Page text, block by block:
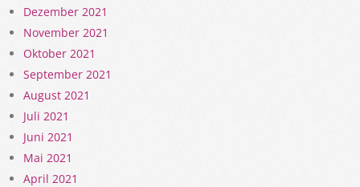
Dezember 2021
November 2021
Oktober 2021
September 2021
August 2021
Juli 2021
Juni 2021
Mai 2021
April 2021